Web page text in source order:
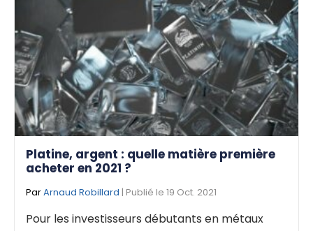
Platine, argent : quelle matière première
acheter en 2021 ?
ParArnaud Robillard | Publié le 19 Oct. 2021
Pour les investisseurs débutants en métaux